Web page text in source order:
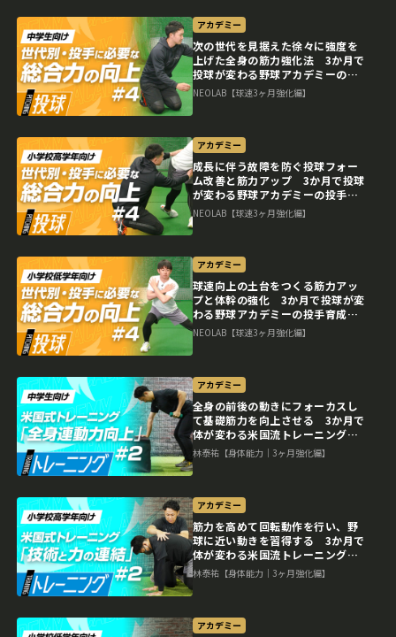
アカデミー
次の世代を見据えた徐々に強度を
上げた全身の筋力強化法 3か月で
投球が変わる野球アカデミーの投
手育成プラン
NEOLAB【球速3ヶ月強化編】
アカデミー
成長に伴う故障を防ぐ投球フォー
ム改善と筋力アップ 3か月で投球
が変わる野球アカデミーの投手育
成プラン
NEOLAB【球速3ヶ月強化編】
アカデミー
球速向上の土台をつくる筋力アッ
プと体幹の強化 3か月で投球が変
わる野球アカデミーの投手育成プ
ラン
NEOLAB【球速3ヶ月強化編】
アカデミー
全身の前後の動きにフォーカスし
て基礎筋力を向上させる 3か月で
体が変わる米国流トレーニングメ
ソッド
林泰祐【身体能力｜3ヶ月強化編】
アカデミー
筋力を高めて回転動作を行い、野
球に近い動きを習得する 3か月で
体が変わる米国流トレーニングメ
ソッド
林泰祐【身体能力｜3ヶ月強化編】
アカデミー